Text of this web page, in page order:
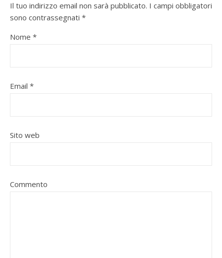
Il tuo indirizzo email non sarà pubblicato. I campi obbligatori
sono contrassegnati *
Nome *
Email *
Sito web
Commento